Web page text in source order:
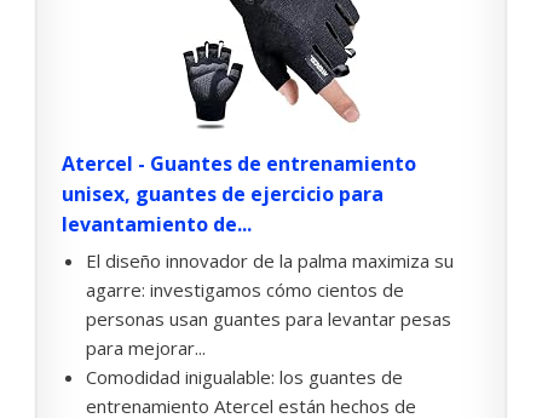
Atercel - Guantes de entrenamiento
unisex, guantes de ejercicio para
levantamiento de...
El diseño innovador de la palma maximiza su
agarre: investigamos cómo cientos de
personas usan guantes para levantar pesas
para mejorar...
Comodidad inigualable: los guantes de
entrenamiento Atercel están hechos de